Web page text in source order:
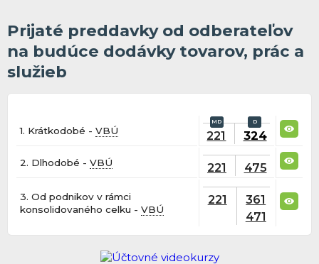
Prijaté preddavky od odberateľov
na budúce dodávky tovarov, prác a
služieb
1. Krátkodobé -VBÚ 221 324
2. Dlhodobé -VBÚ 221 475
3. Od podnikov v rámci
konsolidovaného celku -VBÚ
221
361
471